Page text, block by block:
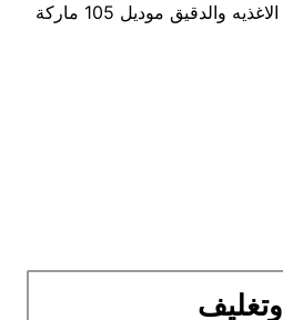
ماكينة تغليف شرنك لعلب الاغذيه والدقيق موديل 105 ماركة